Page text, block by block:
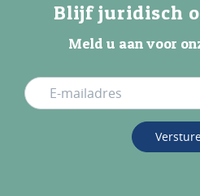
Blijf juridisch
Meld u aan voor